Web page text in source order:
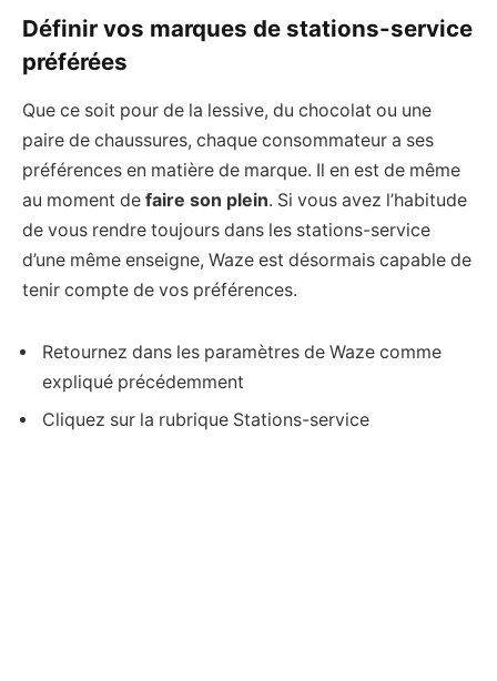
Définir vos marques de stations-service
préférées
Que ce soit pour de la lessive, du chocolat ou une
paire de chaussures, chaque consommateur a ses
préférences en matière de marque. Il en est de même
au moment de faire son plein. Si vous avez l’habitude
de vous rendre toujours dans les stations-service
d’une même enseigne, Waze est désormais capable de
tenir compte de vos préférences.
Retournez dans les paramètres de Waze comme
expliqué précédemment
Cliquez sur la rubrique Stations-service